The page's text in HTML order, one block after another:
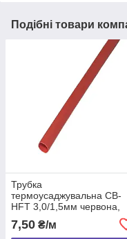
Подібні товари
Трубка
термоусаджувальна CB-
HFT 3,0/1,5мм червона,
7,50 ₴/м